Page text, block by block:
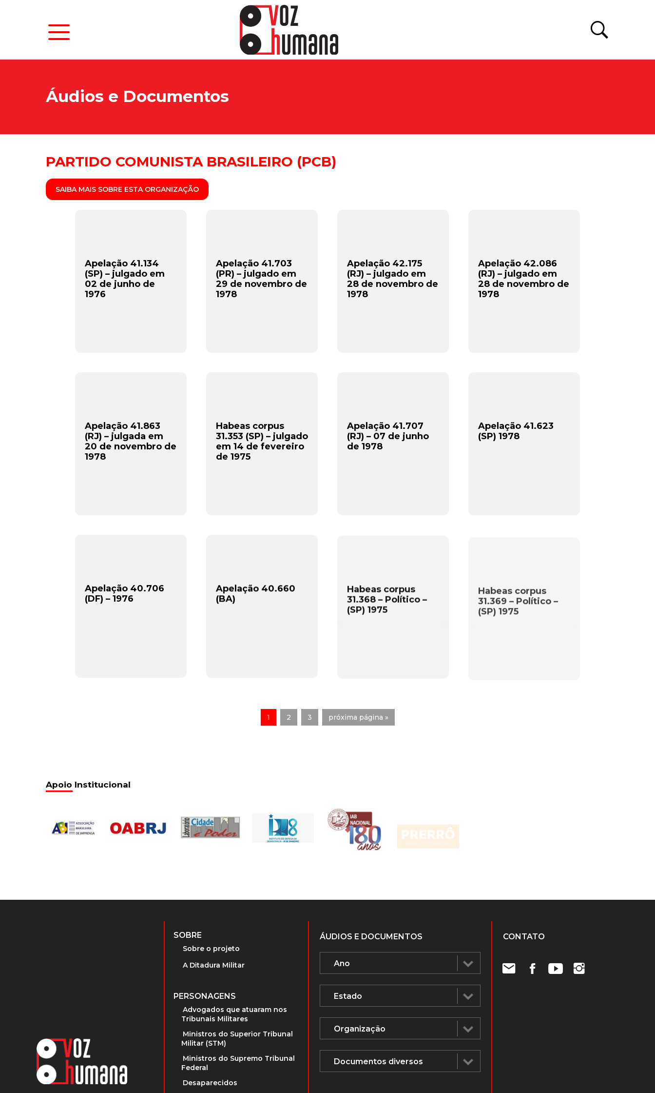
Áudios e Documentos
PARTIDO COMUNISTA BRASILEIRO (PCB)
SAIBA MAIS SOBRE ESTA ORGANIZAÇÃO
Apelação 41.134
(SP) – julgado em
02 de junho de
1976
Apelação 41.703
(PR) – julgado em
29 de novembro de
1978
Apelação 42.175
(RJ) – julgado em
28 de novembro de
1978
Apelação 42.086
(RJ) – julgado em
28 de novembro de
1978
Apelação 41.863
(RJ) – julgada em
20 de novembro de
1978
Habeas corpus
31.353 (SP) – julgado
em 14 de fevereiro
de 1975
Apelação 41.707
(RJ) – 07 de junho
de 1978
Apelação 41.623
(SP) 1978
Apelação 40.706
(DF) – 1976
Apelação 40.660
(BA)
Habeas corpus
31.368 – Político –
(SP) 1975
Habeas corpus
31.369 – Político –
(SP) 1975
1 2 3 próxima página »
Apoio Institucional
SOBRE
Sobre o projeto
A Ditadura Militar
PERSONAGENS
Advogados que atuaram nos
Tribunais Militares
Ministros do Superior Tribunal
Militar (STM)
Ministros do Supremo Tribunal
Federal
Desaparecidos
ÁUDIOS E DOCUMENTOS CONTATO